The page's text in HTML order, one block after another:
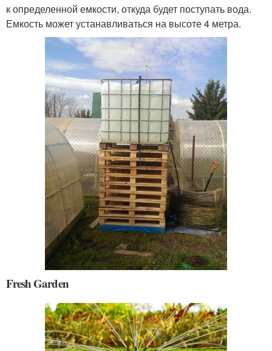
к определенной емкости, откуда будет поступать вода.
Емкость может устанавливаться на высоте 4 метра.
Fresh Garden